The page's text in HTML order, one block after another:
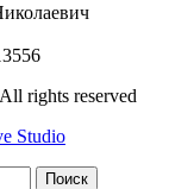
rights reserved
Studio
Поиск